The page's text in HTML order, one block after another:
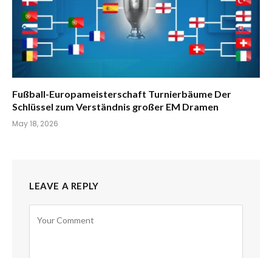
Fußball-Europameisterschaft Turnierbäume Der
Schlüssel zum Verständnis großer EM Dramen
May 18, 2026
LEAVE A REPLY